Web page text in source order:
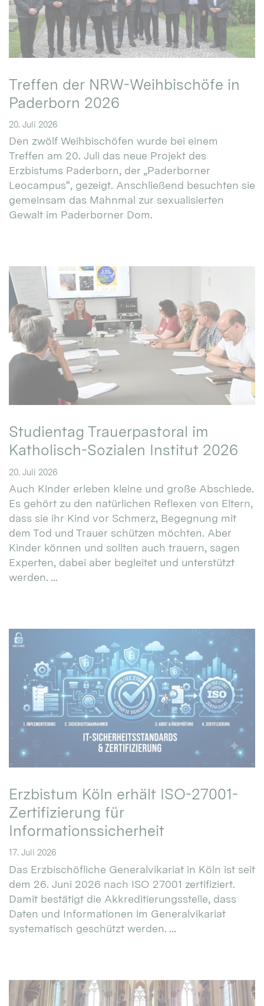
Treffen der NRW-Weihbischöfe in
Paderborn 2026
20. Juli 2026
Den zwölf Weihbischöfen wurde bei einem
Treffen am 20. Juli das neue Projekt des
Erzbistums Paderborn, der „Paderborner
Leocampus“, gezeigt. Anschließend besuchten sie
gemeinsam das Mahnmal zur sexualisierten
Gewalt im Paderborner Dom.
Studientag Trauerpastoral im
Katholisch-Sozialen Institut 2026
20. Juli 2026
Auch Kinder erleben kleine und große Abschiede.
Es gehört zu den natürlichen Reflexen von Eltern,
dass sie ihr Kind vor Schmerz, Begegnung mit
dem Tod und Trauer schützen möchten. Aber
Kinder können und sollten auch trauern, sagen
Experten, dabei aber begleitet und unterstützt
werden. ...
Erzbistum Köln erhält ISO-27001-
Zertifizierung für
Informationssicherheit
17. Juli 2026
Das Erzbischöfliche Generalvikariat in Köln ist seit
dem 26. Juni 2026 nach ISO 27001 zertifiziert.
Damit bestätigt die Akkreditierungsstelle, dass
Daten und Informationen im Generalvikariat
systematisch geschützt werden. ...